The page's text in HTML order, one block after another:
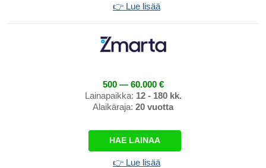
👉 Lue lisää
500 — 60.000 €
Lainapaikka: 12 - 180 kk.
Alaikäraja: 20 vuotta
HAE LAINAA
👉 Lue lisää